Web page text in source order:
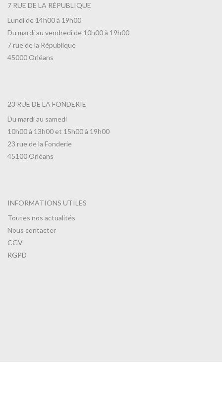
7 RUE DE LA RÉPUBLIQUE
Lundi de 14h00 à 19h00
Du mardi au vendredi de 10h00 à 19h00
7 rue de la République
45000 Orléans
23 RUE DE LA FONDERIE
Du mardi au samedi
10h00 à 13h00 et 15h00 à 19h00
23 rue de la Fonderie
45100 Orléans
INFORMATIONS UTILES
Toutes nos actualités
Nous contacter
CGV
RGPD